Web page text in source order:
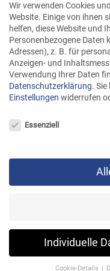
Fisch
Wir verwenden Cookies
Website. Einige von ihnen
helfen, diese Website und
Personenbezogene Daten
Adressen), z. B. für
Anzeigen- und
Verwendung Ihrer Daten
Datenschutzerklärung. Sie
Einstellungen widerrufen
Essenziell
Individuelle
Cookie-Details